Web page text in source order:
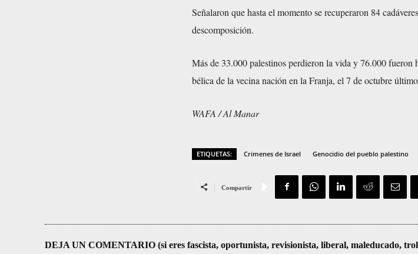
Señalaron que hasta el momento se recuperaron 84
descomposición.
Más de 33.000 palestinos perdieron la vida y 76.000 fueron
bélica de la vecina nación en la Franja, el 7 de octubre
WAFA / Al Manar
ETIQUETAS: Crimenes de Israel Genocidio del pueblo palestino
Compartir
DEJA UN COMENTARIO (si eres fascista, oportunista, revisionista, liberal, maleducado,